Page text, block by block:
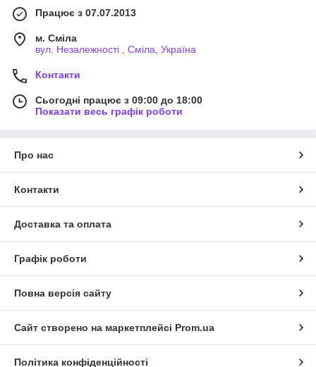
Працює з 07.07.2013
м. Сміла
вул. Незалежності , Сміла, Україна
Контакти
Сьогодні працює з 09:00 до 18:00
Показати весь графік роботи
Про нас
Контакти
Доставка та оплата
Графік роботи
Повна версія сайту
Сайт створено на маркетплейсі Prom.ua
Політика конфіденційності